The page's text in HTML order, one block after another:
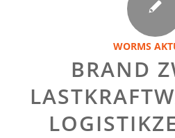
WORMS
BRAND